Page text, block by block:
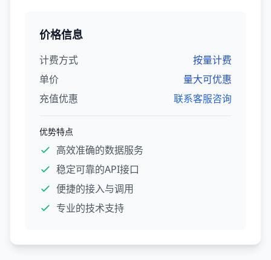
价格信息
计费方式
按量计费
单价
量大可优惠
充值优惠
联系客服咨询
优势特点
高效准确的数据服务
稳定可靠的API接口
便捷的接入与调用
专业的技术支持